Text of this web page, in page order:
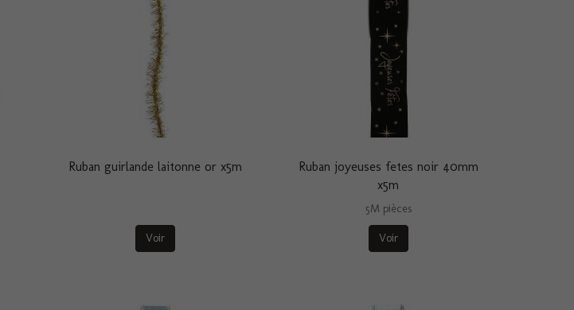
Ruban guirlande laitonne or x5m
Voir
Ruban joyeuses fetes noir 40mm
x5m
5M pièces
Voir